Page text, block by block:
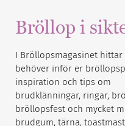
Bröllop i
I Bröllopsmagasinet
behöver inför er
inspiration och tips om
brudklänningar, ringar,
bröllopsfest och mycket
brudgum, tärna,